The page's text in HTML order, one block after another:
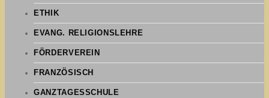
ETHIK
EVANG. RELIGIONSLEHRE
FÖRDERVEREIN
FRANZÖSISCH
GANZTAGESSCHULE